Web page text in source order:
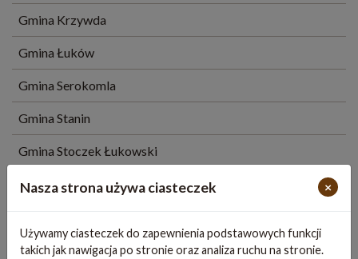
Nasza strona używa ciasteczek ×
Używamy ciasteczek do zapewnienia podstawowych funkcji
takich jak nawigacja po stronie oraz analiza ruchu na stronie.
Gmina Krzywda
Gmina Łuków
Gmina Serokomla
Gmina Stanin
Gmina Stoczek Łukowski
Miasto Stoczek Łukowski
Gmina Wojcieszków